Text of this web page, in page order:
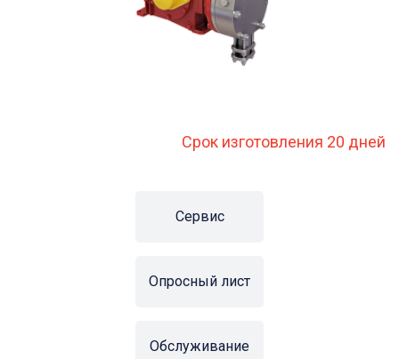
Срок изготовления 20 дней
Сервис
Опросный лист
Обслуживание